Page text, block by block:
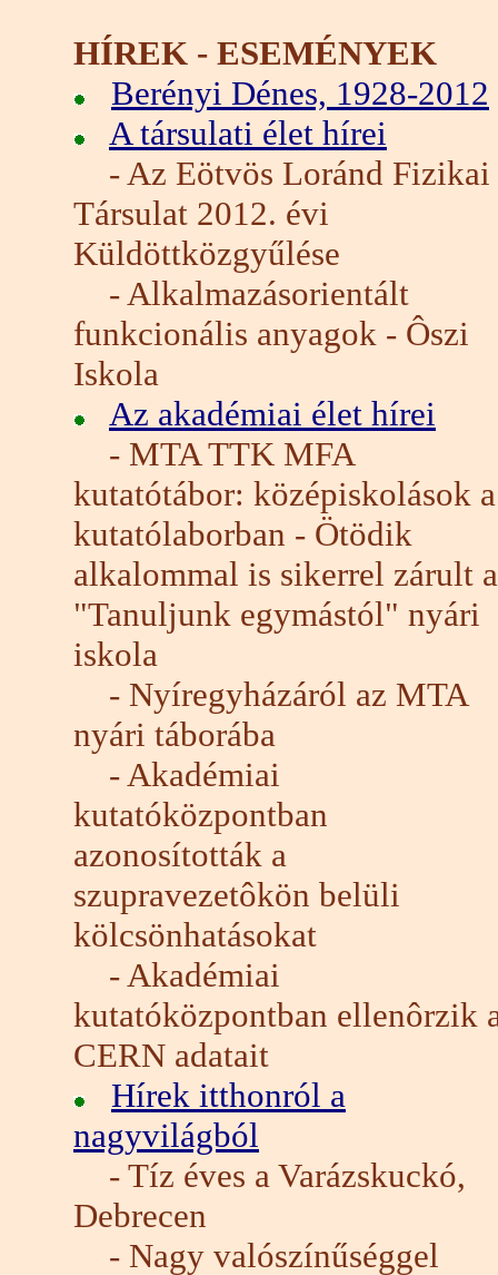
HÍREK - ESEMÉNYEK
Berényi Dénes, 1928-2012
A társulati élet hírei
- Az Eötvös Loránd Fizikai
Társulat 2012. évi
Küldöttközgyűlése
- Alkalmazásorientált
funkcionális anyagok - Ôszi
Iskola
Az akadémiai élet hírei
- MTA TTK MFA
kutatótábor: középiskolások a
kutatólaborban - Ötödik
alkalommal is sikerrel zárult a
"Tanuljunk egymástól" nyári
iskola
- Nyíregyházáról az MTA
nyári táborába
- Akadémiai
kutatóközpontban
azonosították a
szupravezetôkön belüli
kölcsönhatásokat
- Akadémiai
kutatóközpontban ellenôrzik
CERN adatait
Hírek itthonról a
nagyvilágból
- Tíz éves a Varázskuckó,
Debrecen
- Nagy valószínűséggel